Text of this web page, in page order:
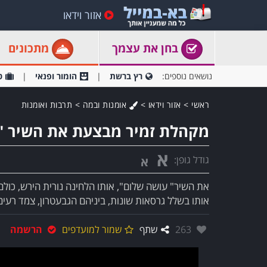
אזור וידאו
בחן את עצמך מתכונים
נושאים נוספים: רץ ברשת הומור ופנאי
ראשי > אזור וידאו > אומנות ובמה > תרבות ואומנות
מקהלת זמיר מבצעת את השיר
גודל גופן: א א
את השיר" עושה שלום", אותו הלחינה נורית הירש,
אותו בשלל גרסאות שונות, ביניהם הגבעטרון, צמד
אהבו:
263 שתף שמור למועדפים הרשמה